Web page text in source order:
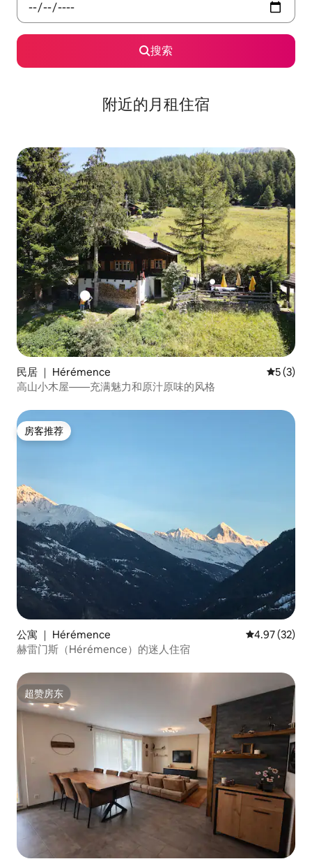
搜索
附近的月租住宿
民居 ｜ Hérémence 平均评分
5 (3)
高山小木屋——充满魅力和原汁原味的风格
房客推荐
房客推荐
公寓 ｜ Hérémence 平均评分
4.97 (32)
赫雷门斯（Hérémence）的迷人住宿
超赞房东
超赞房东